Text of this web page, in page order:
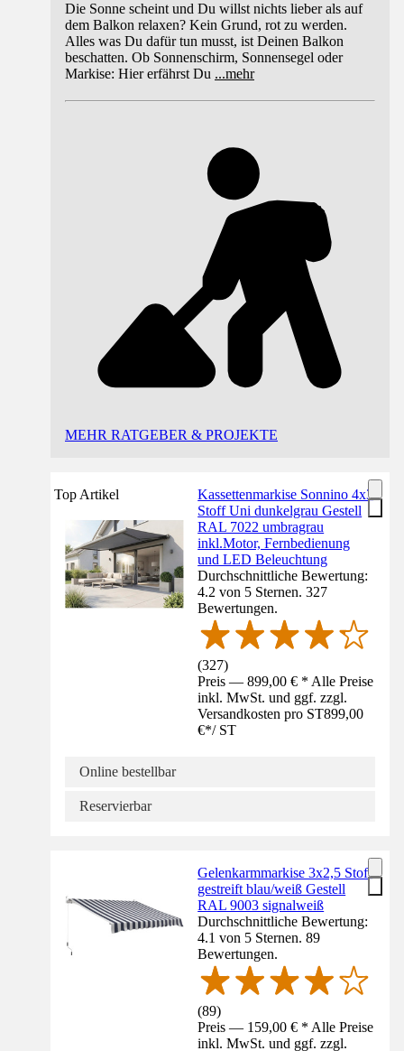
Die Sonne scheint und Du willst nichts lieber als auf
dem Balkon relaxen? Kein Grund, rot zu werden.
Alles was Du dafür tun musst, ist Deinen Balkon
beschatten. Ob Sonnenschirm, Sonnensegel oder
Markise: Hier erfährst Du ...mehr
MEHR RATGEBER & PROJEKTE
Top Artikel
Kassettenmarkise Sonnino 4x3
Stoff Uni dunkelgrau Gestell
RAL 7022 umbragrau
inkl.Motor, Fernbedienung
und LED Beleuchtung
Durchschnittliche Bewertung:
4.2 von 5 Sternen. 327
Bewertungen.
(327)
Preis — 899,00 € * Alle Preise
inkl. MwSt. und ggf. zzgl.
Versandkosten pro ST899,00
€*/ ST
Online bestellbar
Reservierbar
Gelenkarmmarkise 3x2,5 Stoff
gestreift blau/weiß Gestell
RAL 9003 signalweiß
Durchschnittliche Bewertung:
4.1 von 5 Sternen. 89
Bewertungen.
(89)
Preis — 159,00 € * Alle Preise
inkl. MwSt. und ggf. zzgl.